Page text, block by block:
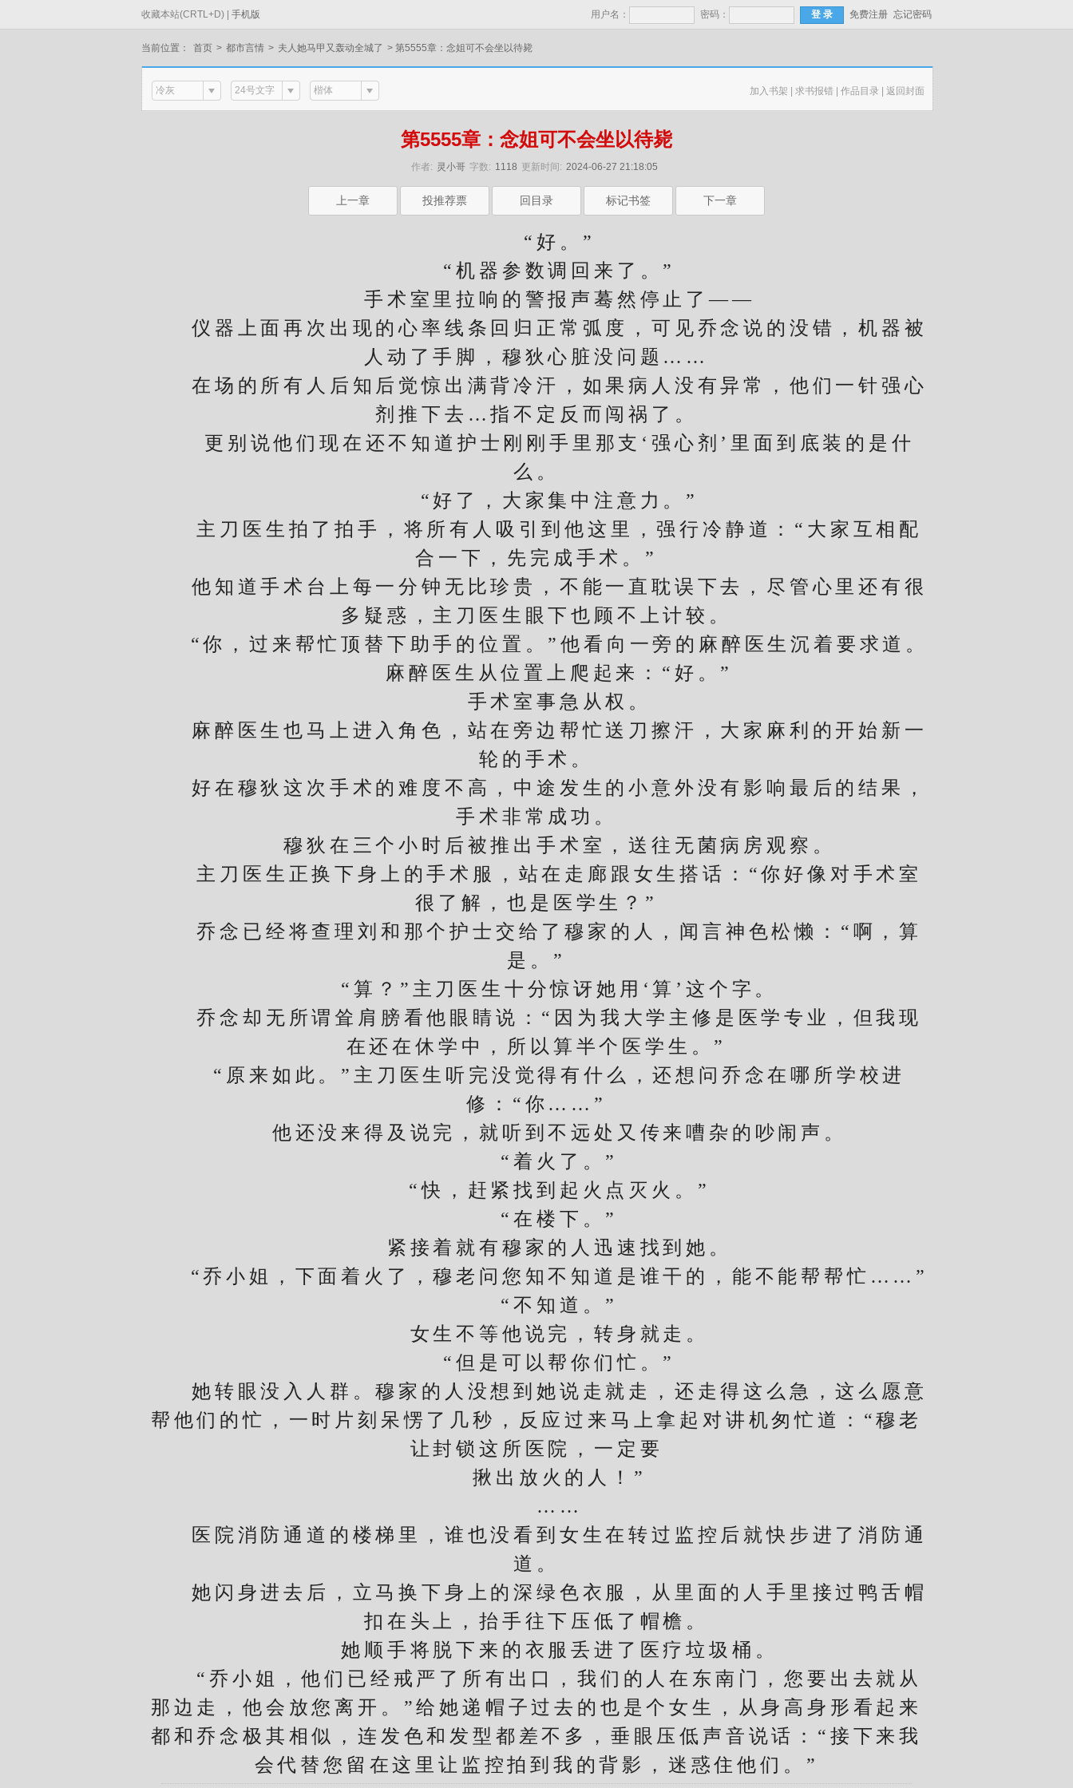
收藏本站(CRTL+D) | 手机版 用户名： 密码： 免费注册 忘记密码
当前位置： 首页 > 都市言情 > 夫人她马甲又轰动全城了 > 第5555章：念姐可不会坐以待毙
冷灰 24号文字 楷体 加入书架 | 求书报错 | 作品目录 | 返回封面
第5555章：念姐可不会坐以待毙
作者: 灵小哥 字数: 1118 更新时间: 2024-06-27 21:18:05
上一章 投推荐票 回目录 标记书签 下一章
“好。”
“机器参数调回来了。”
手术室里拉响的警报声蓦然停止了——
仪器上面再次出现的心率线条回归正常弧度，可见乔念说的没错，机器被
人动了手脚，穆狄心脏没问题……
在场的所有人后知后觉惊出满背冷汗，如果病人没有异常，他们一针强心
剂推下去…指不定反而闯祸了。
更别说他们现在还不知道护士刚刚手里那支‘强心剂’里面到底装的是什
么。
“好了，大家集中注意力。”
主刀医生拍了拍手，将所有人吸引到他这里，强行冷静道：“大家互相配
合一下，先完成手术。”
他知道手术台上每一分钟无比珍贵，不能一直耽误下去，尽管心里还有很
多疑惑，主刀医生眼下也顾不上计较。
“你，过来帮忙顶替下助手的位置。”他看向一旁的麻醉医生沉着要求道。
麻醉医生从位置上爬起来：“好。”
手术室事急从权。
麻醉医生也马上进入角色，站在旁边帮忙送刀擦汗，大家麻利的开始新一
轮的手术。
好在穆狄这次手术的难度不高，中途发生的小意外没有影响最后的结果，
手术非常成功。
穆狄在三个小时后被推出手术室，送往无菌病房观察。
主刀医生正换下身上的手术服，站在走廊跟女生搭话：“你好像对手术室
很了解，也是医学生？”
乔念已经将查理刘和那个护士交给了穆家的人，闻言神色松懒：“啊，算
是。”
“算？”主刀医生十分惊讶她用‘算’这个字。
乔念却无所谓耸肩膀看他眼睛说：“因为我大学主修是医学专业，但我现
在还在休学中，所以算半个医学生。”
“原来如此。”主刀医生听完没觉得有什么，还想问乔念在哪所学校进
修：“你……”
他还没来得及说完，就听到不远处又传来嘈杂的吵闹声。
“着火了。”
“快，赶紧找到起火点灭火。”
“在楼下。”
紧接着就有穆家的人迅速找到她。
“乔小姐，下面着火了，穆老问您知不知道是谁干的，能不能帮帮忙……”
“不知道。”
女生不等他说完，转身就走。
“但是可以帮你们忙。”
她转眼没入人群。穆家的人没想到她说走就走，还走得这么急，这么愿意
帮他们的忙，一时片刻呆愣了几秒，反应过来马上拿起对讲机匆忙道：“穆老
让封锁这所医院，一定要
揪出放火的人！”
……
医院消防通道的楼梯里，谁也没看到女生在转过监控后就快步进了消防通
道。
她闪身进去后，立马换下身上的深绿色衣服，从里面的人手里接过鸭舌帽
扣在头上，抬手往下压低了帽檐。
她顺手将脱下来的衣服丢进了医疗垃圾桶。
“乔小姐，他们已经戒严了所有出口，我们的人在东南门，您要出去就从
那边走，他会放您离开。”给她递帽子过去的也是个女生，从身高身形看起来
都和乔念极其相似，连发色和发型都差不多，垂眼压低声音说话：“接下来我
会代替您留在这里让监控拍到我的背影，迷惑住他们。”